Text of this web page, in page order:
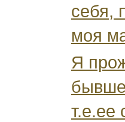
себя,
моя
Я
т.е.ее